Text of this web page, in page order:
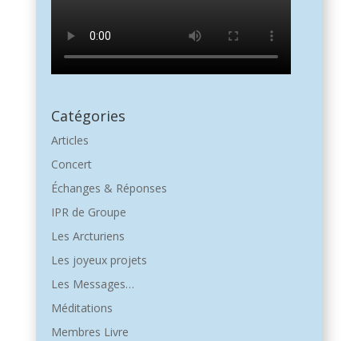
Catégories
Articles
Concert
Échanges & Réponses
IPR de Groupe
Les Arcturiens
Les joyeux projets
Les Messages…
Méditations
Membres Livre